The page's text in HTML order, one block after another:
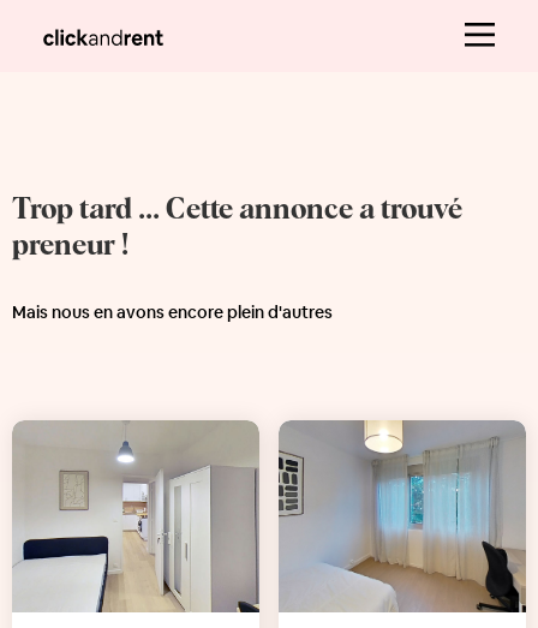
Trop tard ... Cette annonce a trouvé
preneur !
Mais nous en avons encore plein d'autres